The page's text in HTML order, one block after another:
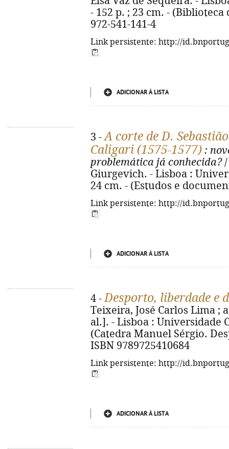
- 152 p. ; 23 cm. - (Biblioteca
972-541-141-4
Link persistente: http://
ADICIONAR À LISTA
3 -A corte de D.
Caligari (1575-1577) :
problemática já conhecida?/
Giurgevich. - Lisboa :
24 cm. - (Estudos e
Link persistente: http://
ADICIONAR À LISTA
4 -Desporto, liberdade e
Teixeira, José Carlos Lima
al.]. - Lisboa : Universidade
(Catedra Manuel Sérgio.
ISBN 9789725410684
Link persistente: http://
ADICIONAR À LISTA